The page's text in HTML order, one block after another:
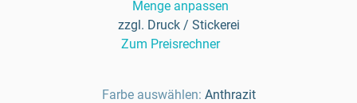
Menge anpassen
zzgl. Druck / Stickerei
Zum Preisrechner
Farbe auswählen: Anthrazit